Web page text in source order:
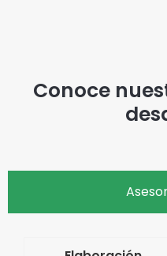
Conoce